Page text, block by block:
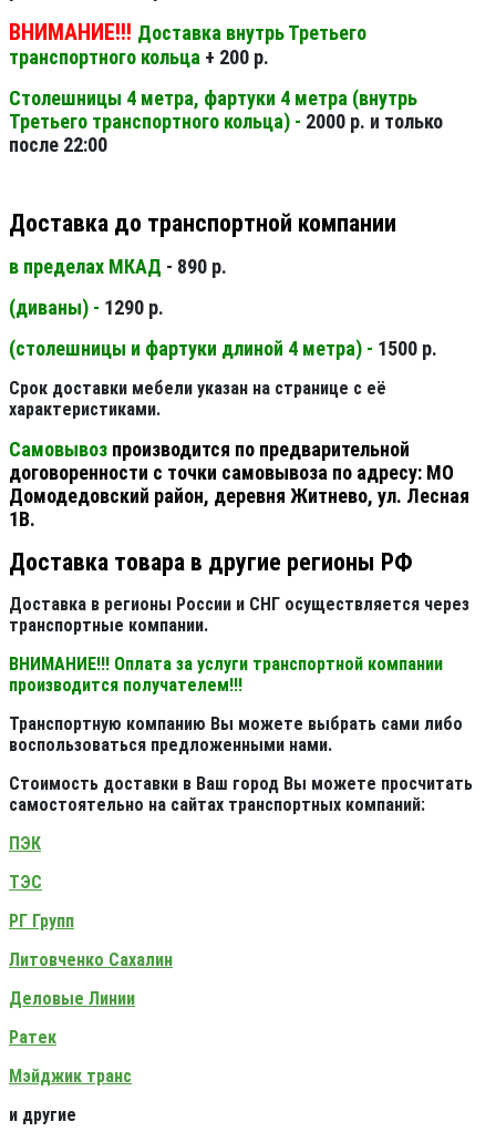
ВНИМАНИЕ!!! Доставка внутрь Третьего
транспортного кольца + 200 р.
Столешницы 4 метра, фартуки 4 метра (внутрь
Третьего транспортного кольца) - 2000 р. и только
после 22:00
Доставка до транспортной компании
в пределах МКАД - 890 р.
(диваны) - 1290 р.
(столешницы и фартуки длиной 4 метра) - 1500 р.
Срок доставки мебели указан на странице с её
характеристиками.
Самовывоз производится по предварительной
договоренности с точки самовывоза по адресу: МО
Домодедовский район, деревня Житнево, ул. Лесная
1В.
Доставка товара в другие регионы РФ
Доставка в регионы России и СНГ осуществляется через
транспортные компании.
ВНИМАНИЕ!!! Оплата за услуги транспортной компании
производится получателем!!!
Транспортную компанию Вы можете выбрать сами либо
воспользоваться предложенными нами.
Стоимость доставки в Ваш город Вы можете просчитать
самостоятельно на сайтах транспортных компаний:
ПЭК
ТЭС
РГ Групп
Литовченко Сахалин
Деловые Линии
Ратек
Мэйджик транс
и другие